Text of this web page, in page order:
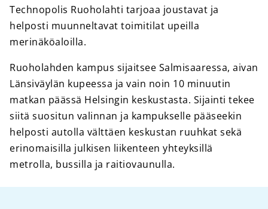
Technopolis Ruoholahti tarjoaa joustavat ja
helposti muunneltavat toimitilat upeilla
merinäköaloilla.
Ruoholahden kampus sijaitsee Salmisaaressa, aivan
Länsiväylän kupeessa ja vain noin 10 minuutin
matkan päässä Helsingin keskustasta. Sijainti tekee
siitä suositun valinnan ja kampukselle pääseekin
helposti autolla välttäen keskustan ruuhkat sekä
erinomaisilla julkisen liikenteen yhteyksillä
metrolla, bussilla ja raitiovaunulla.